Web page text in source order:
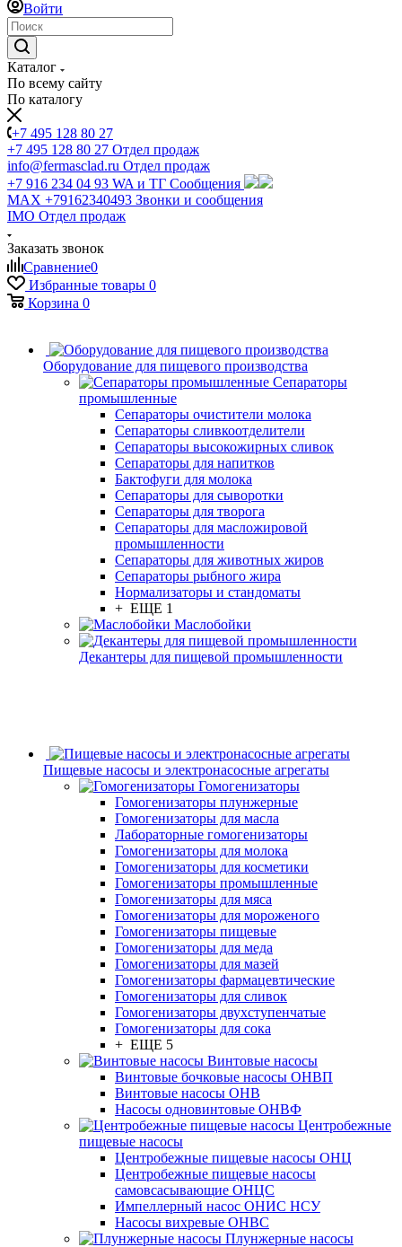
Войти
Каталог
По всему сайту
По каталогу
+7 495 128 80 27
+7 495 128 80 27 Отдел продаж
info@fermasclad.ru Отдел продаж
+7 916 234 04 93 WA и ТГ Сообщения
MAX +79162340493 Звонки и сообщения
IMO Отдел продаж
Заказать звонок
Сравнение0
Избранные товары 0
Корзина 0
Оборудование для пищевого производства
Сепараторы
промышленные
Сепараторы очистители молока
Сепараторы сливкоотделители
Сепараторы высокожирных сливок
Сепараторы для напитков
Бактофуги для молока
Сепараторы для сыворотки
Сепараторы для творога
Сепараторы для масложировой
промышленности
Сепараторы для животных жиров
Сепараторы рыбного жира
Нормализаторы и стандоматы
+ ЕЩЕ 1
Маслобойки
Декантеры для пищевой промышленности
Пищевые насосы и электронасосные агрегаты
Гомогенизаторы
Гомогенизаторы плунжерные
Гомогенизаторы для масла
Лабораторные гомогенизаторы
Гомогенизаторы для молока
Гомогенизаторы для косметики
Гомогенизаторы промышленные
Гомогенизаторы для мяса
Гомогенизаторы для мороженого
Гомогенизаторы пищевые
Гомогенизаторы для меда
Гомогенизаторы для мазей
Гомогенизаторы фармацевтические
Гомогенизаторы для сливок
Гомогенизаторы двухступенчатые
Гомогенизаторы для сока
+ ЕЩЕ 5
Винтовые насосы
Винтовые бочковые насосы ОНВП
Винтовые насосы ОНВ
Насосы одновинтовые ОНВФ
Центробежные
пищевые насосы
Центробежные пищевые насосы ОНЦ
Центробежные пищевые насосы
самовсасывающие ОНЦС
Импеллерный насос ОНИС НСУ
Насосы вихревые ОНВС
Плунжерные насосы